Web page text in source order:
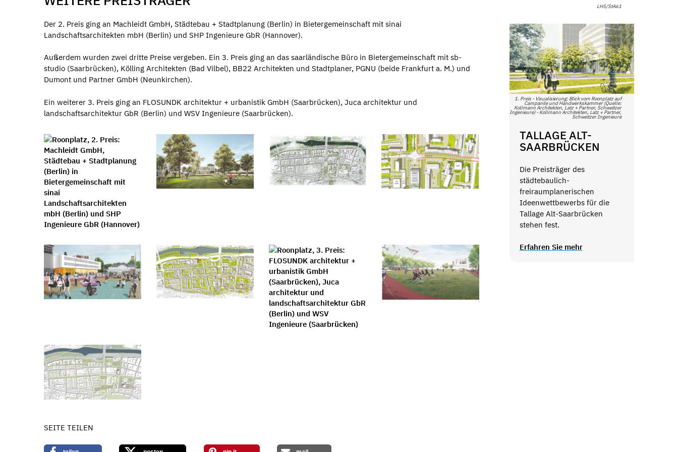
Der 2. Preis ging an Machleidt GmbH, Städtebau + Stadtplanung (Berlin) in Bietergemeinschaft mit sinai
Landschaftsarchitekten mbH (Berlin) und SHP Ingenieure GbR (Hannover).
Außerdem wurden zwei dritte Preise vergeben. Ein 3. Preis ging an das saarländische Büro in Bietergemeinschaft mit sb-
studio (Saarbrücken), Kölling Architekten (Bad Vilbel), BB22 Architekten und Stadtplaner, PGNU (beide Frankfurt a. M.) und
Dumont und Partner GmbH (Neunkirchen).
Ein weiterer 3. Preis ging an FLOSUNDK architektur + urbanistik GmbH (Saarbrücken), Juca architektur und
landschaftsarchitektur GbR (Berlin) und WSV Ingenieure (Saarbrücken).
LHS/StA61
1. Preis - Visualisierung: Blick vom Roonplatz auf
Campanile und Handwerkskammer (Quelle:
Kollmann Architekten, Latz + Partner, Schweitzer
Ingenieure) - Kollmann Architekten, Latz + Partner,
Schweitzer Ingenieure
TALLAGE ALT-
SAARBRÜCKEN
Die Preisträger des
städtebaulich-
freiraumplanerischen
Ideenwettbewerbs für die
Tallage Alt-Saarbrücken
stehen fest.
Erfahren Sie mehr
SEITE TEILEN